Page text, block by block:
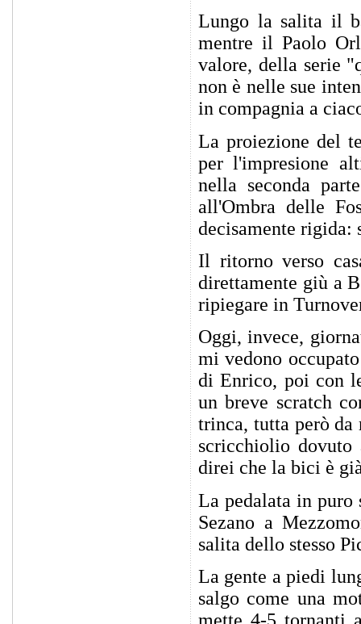
Lungo la salita il
mentre il Paolo
valore, della serie
non è nelle sue
in compagnia a
La proiezione del
per l'impresione
nella seconda
all'Ombra delle
decisamente rigida:
Il ritorno verso
direttamente giù a
ripiegare in
Oggi, invece,
mi vedono
di Enrico, poi con
un breve scratch
trinca, tutta però da
scricchiolio dovuto
direi che la bici è
La pedalata in
Sezano a
salita dello stesso
La gente a piedi
salgo come una